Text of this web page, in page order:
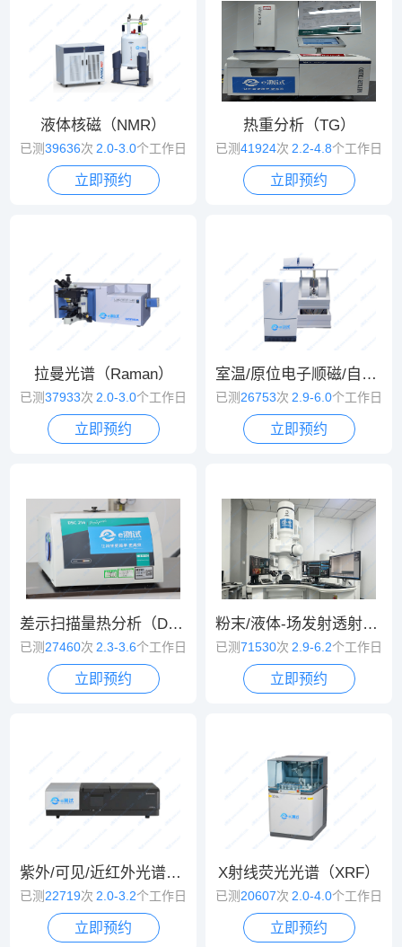
液体核磁（NMR）
已测39636次 2.0-3.0个工作日
立即预约
热重分析（TG）
已测41924次 2.2-4.8个工作日
立即预约
拉曼光谱（Raman）
已测37933次 2.0-3.0个工作日
立即预约
室温/原位电子顺磁/自旋共振波谱（EPR/ESR）
已测26753次 2.9-6.0个工作日
立即预约
差示扫描量热分析（DSC）
已测27460次 2.3-3.6个工作日
立即预约
粉末/液体-场发射透射电镜（TEM）
已测71530次 2.9-6.2个工作日
立即预约
紫外/可见/近红外光谱（UV/VIS/NIR）
已测 22719次 2.0-3.2个工作日
立即预约
X射线荧光光谱（XRF）
已测 20607次 2.0-4.0个工作日
立即预约